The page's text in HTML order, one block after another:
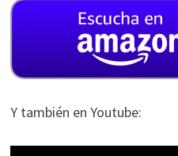
Y también en Youtube: